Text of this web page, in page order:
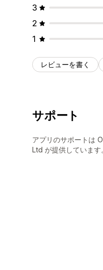
3
2
1
レビューを書く
サポート
アプリのサポートは
Ltd が提供しています